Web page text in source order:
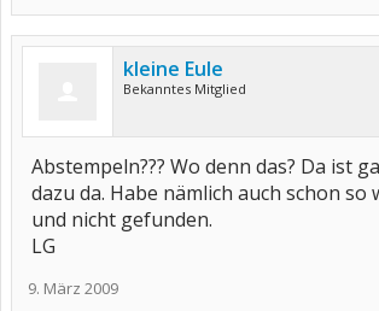
kleine Eule
Bekanntes Mitglied
Abstempeln??? Wo denn das? Da ist
dazu da. Habe nämlich auch schon so
und nicht gefunden.
LG
9. März 2009